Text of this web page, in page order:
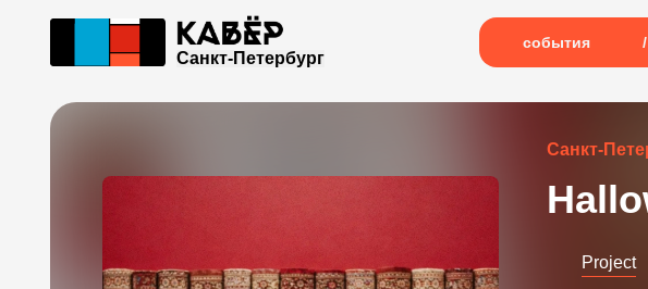
Санкт-Петербург
события /
Санкт-
Project